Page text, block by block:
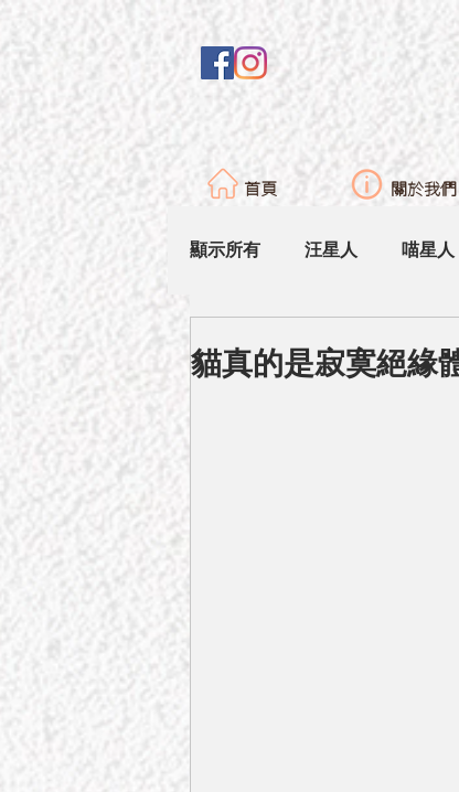
首頁 關於我們
顯示所有 汪星人 喵星人
貓真的是寂寞絕緣